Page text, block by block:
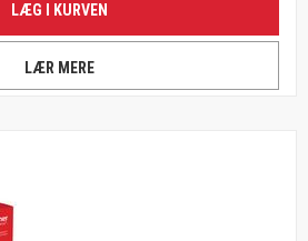
LÆG I KURVEN
LÆR MERE